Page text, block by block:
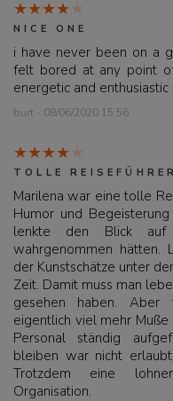
NICE ONE
i have never been on a
felt bored at any point
energetic and
burt - 08/06/2020 15:56
TOLLE
Marilena war eine tolle
Humor und
lenkte den Blick
wahrgenommen hätten.
der Kunstschätze unter
Zeit. Damit muss man
gesehen haben. Aber
eigentlich viel mehr
Personal ständig
bleiben war nicht
Trotzdem eine
Organisation.